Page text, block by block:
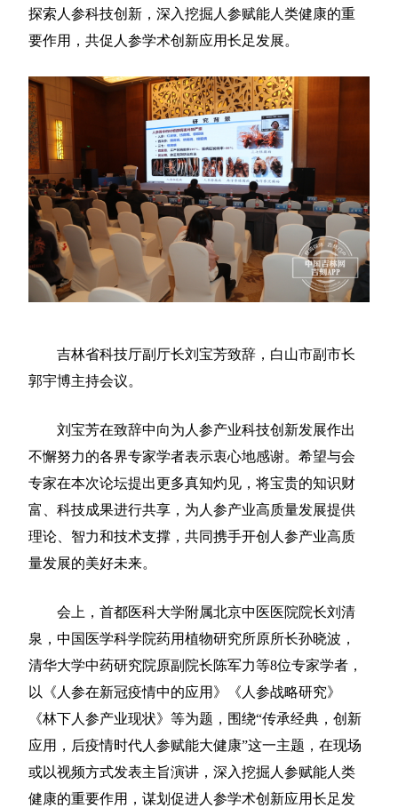
探索人参科技创新，深入挖掘人参赋能人类健康的重
要作用，共促人参学术创新应用长足发展。
吉林省科技厅副厅长刘宝芳致辞，白山市副市长
郭宇博主持会议。
刘宝芳在致辞中向为人参产业科技创新发展作出
不懈努力的各界专家学者表示衷心地感谢。希望与会
专家在本次论坛提出更多真知灼见，将宝贵的知识财
富、科技成果进行共享，为人参产业高质量发展提供
理论、智力和技术支撑，共同携手开创人参产业高质
量发展的美好未来。
会上，首都医科大学附属北京中医医院院长刘清
泉，中国医学科学院药用植物研究所原所长孙晓波，
清华大学中药研究院原副院长陈军力等8位专家学者，
以《人参在新冠疫情中的应用》《人参战略研究》
《林下人参产业现状》等为题，围绕“传承经典，创新
应用，后疫情时代人参赋能大健康”这一主题，在现场
或以视频方式发表主旨演讲，深入挖掘人参赋能人类
健康的重要作用，谋划促进人参学术创新应用长足发